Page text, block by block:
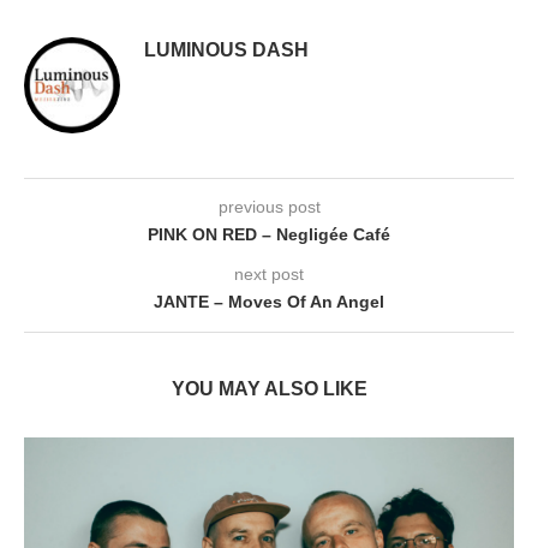
LUMINOUS DASH
previous post
PINK ON RED – Negligée Café
next post
JANTE – Moves Of An Angel
YOU MAY ALSO LIKE